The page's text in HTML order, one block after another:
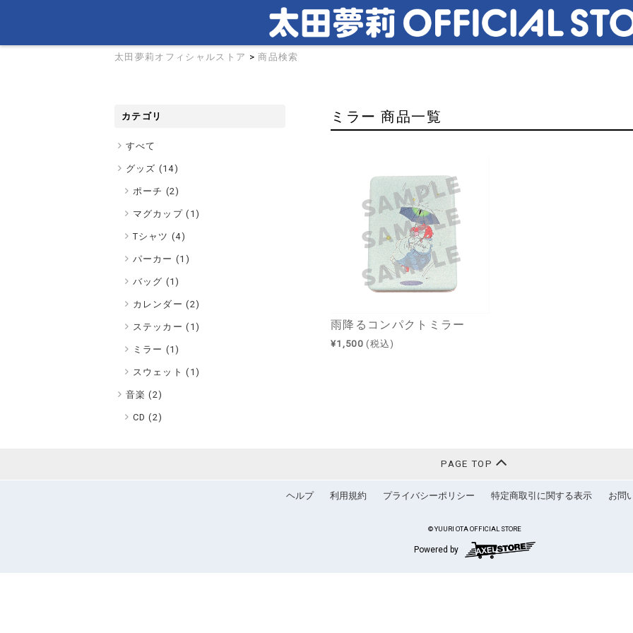
太田夢莉オフィシャルストア >商品検索
ミラー 商品一覧
雨降るコンパクトミラー
¥1,500 (税込)
カテゴリ
すべて
グッズ (14)
ポーチ (2)
マグカップ (1)
Tシャツ (4)
パーカー (1)
バッグ (1)
カレンダー (2)
ステッカー (1)
ミラー (1)
スウェット (1)
音楽 (2)
CD (2)
PAGE TOP
ヘルプ 利用規約 プライバシーポリシー 特定商取引に関する表示 お問
© YUURI OTA OFFICIAL STORE
Powered by